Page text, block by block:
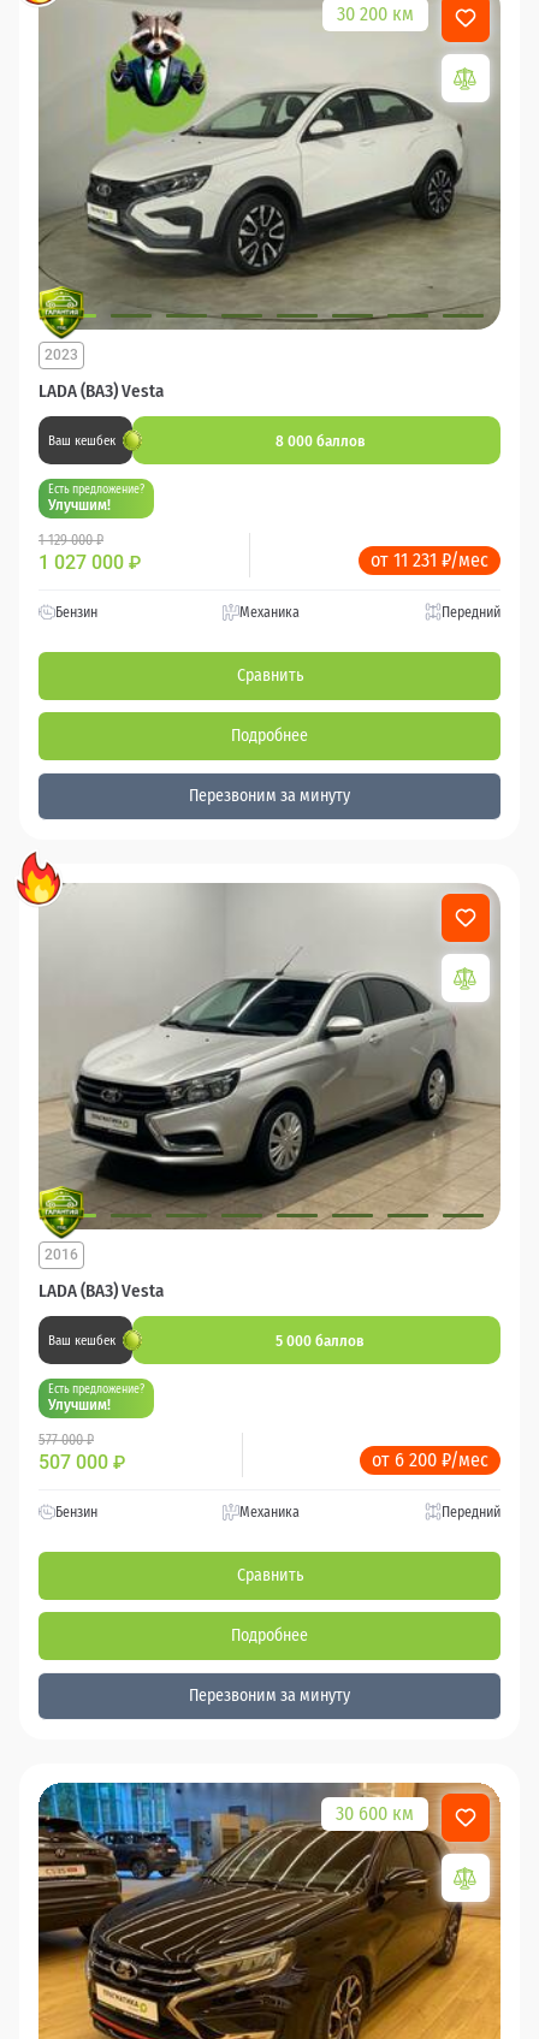
30 200 км
LADA (ВАЗ) Vesta
2023
Ваш кешбек 8 000 баллов
Есть предложение?
Улучшим!
1 129 000 ₽
1 027 000 ₽ от 11 231 ₽/мес
Бензин Механика Передний
Сравнить
Подробнее
Перезвоним за минуту
LADA (ВАЗ) Vesta
2016
Ваш кешбек 5 000 баллов
Есть предложение?
Улучшим!
577 000 ₽
507 000 ₽ от 6 200 ₽/мес
Бензин Механика Передний
Сравнить
Подробнее
Перезвоним за минуту
30 600 км